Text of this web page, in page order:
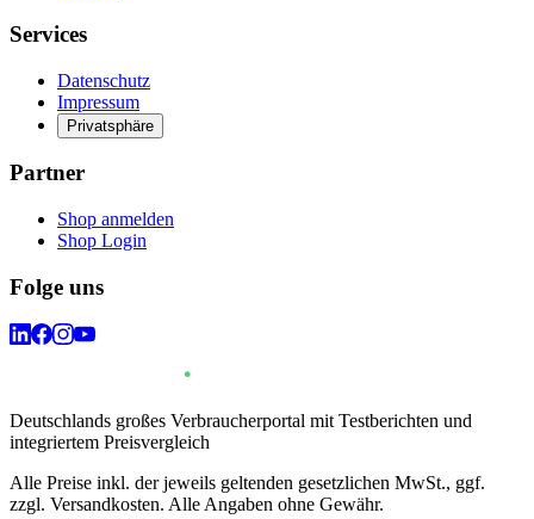
Services
Datenschutz
Impressum
Privatsphäre
Partner
Shop anmelden
Shop Login
Folge uns
Deutschlands großes Verbraucherportal mit Testberichten und
integriertem Preisvergleich
Alle Preise inkl. der jeweils geltenden gesetzlichen MwSt., ggf.
zzgl. Versandkosten. Alle Angaben ohne Gewähr.